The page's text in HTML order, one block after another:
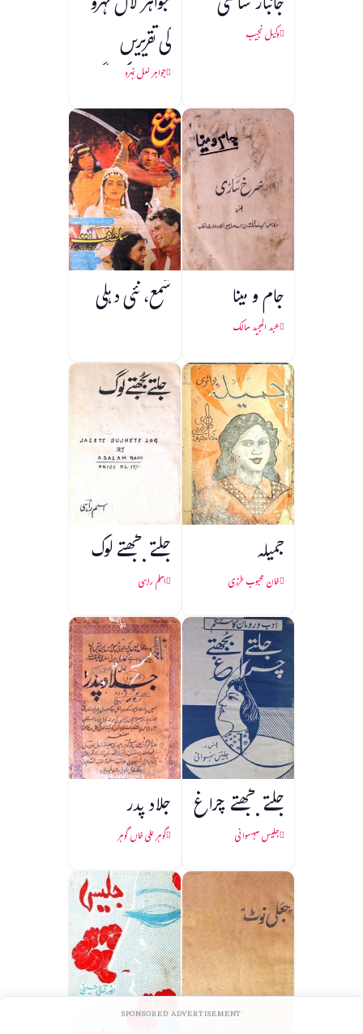
وکیل نجیب کی تقریریں
(1857 کی جنگ
آزادی)
جواہر لعل نہرو
جام و مینا
عبد المجید سالک
شمع، نئی دہلی
جمیلہ
خان محبوب طرزی
جلتے بجھتے لوگ
اسلم راہی
جلتے بجھتے چراغ
جلیس سہسوانی
جلاد پدر
گوہر علی خاں گوہر
SPONSORED ADVERTISEMENT